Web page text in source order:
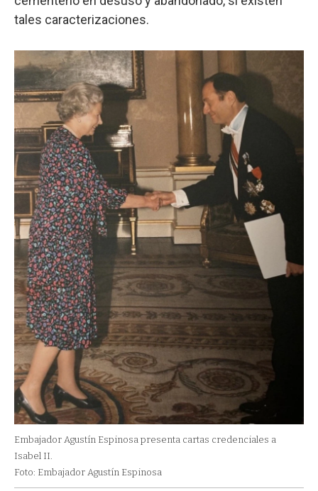
tales caracterizaciones.
Embajador Agustín Espinosa presenta cartas credenciales a
Isabel II.
Foto: Embajador Agustín Espinosa